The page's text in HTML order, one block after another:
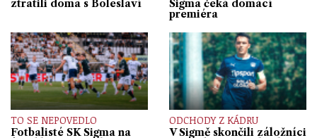
ztratili doma s Boleslaví
Sigma čeká domácí
premiéra
TO SE NEPOVEDLO
Fotbalisté SK Sigma na
ODCHODY Z KÁDRU
V Sigmě skončili záložníci